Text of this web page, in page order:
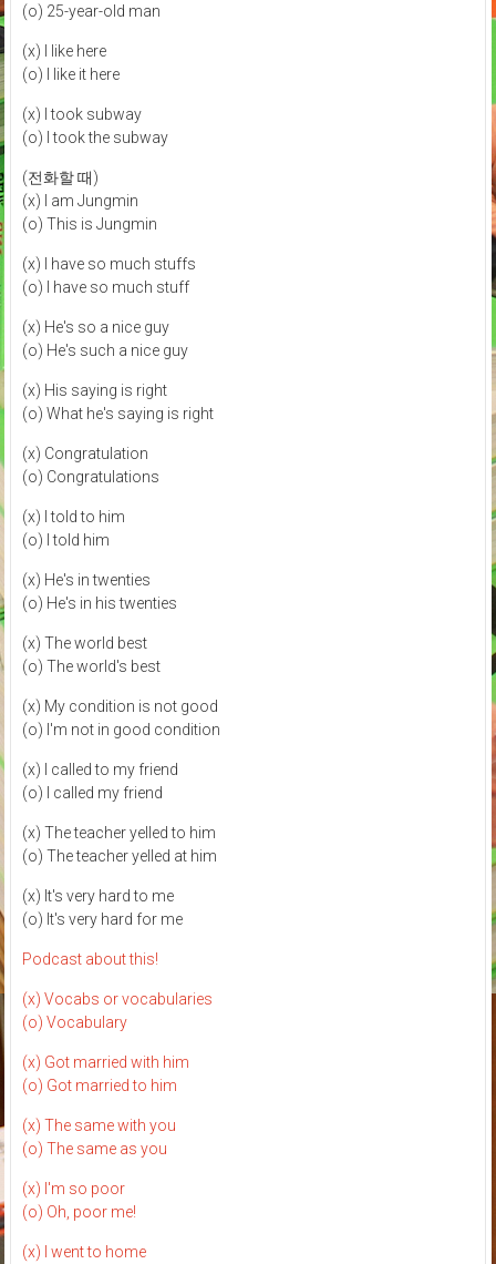
(o) 25-year-old man
(x) I like here
(o) I like it here
(x) I took subway
(o) I took the subway
(전화할 때)
(x) I am Jungmin
(o) This is Jungmin
(x) I have so much stuffs
(o) I have so much stuff
(x) He's so a nice guy
(o) He's such a nice guy
(x) His saying is right
(o) What he's saying is right
(x) Congratulation
(o) Congratulations
(x) I told to him
(o) I told him
(x) He's in twenties
(o) He's in his twenties
(x) The world best
(o) The world's best
(x) My condition is not good
(o) I'm not in good condition
(x) I called to my friend
(o) I called my friend
(x) The teacher yelled to him
(o) The teacher yelled at him
(x) It's very hard to me
(o) It's very hard for me
Podcast about this!
(x) Vocabs or vocabularies
(o) Vocabulary
(x) Got married with him
(o) Got married to him
(x) The same with you
(o) The same as you
(x) I'm so poor
(o) Oh, poor me!
(x) I went to home